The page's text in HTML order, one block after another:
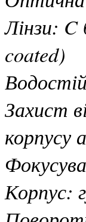
Лінзи:
coated)
Захист
корпусу
Корпус: